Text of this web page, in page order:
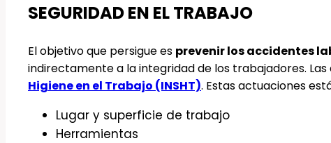
SEGURIDAD EN EL TRABAJO
El objetivo que persigue es prevenir los accidentes
indirectamente a la integridad de los trabajadores.
Higiene en el Trabajo (INSHT). Estas actuaciones
Lugar y superficie de trabajo
Herramientas